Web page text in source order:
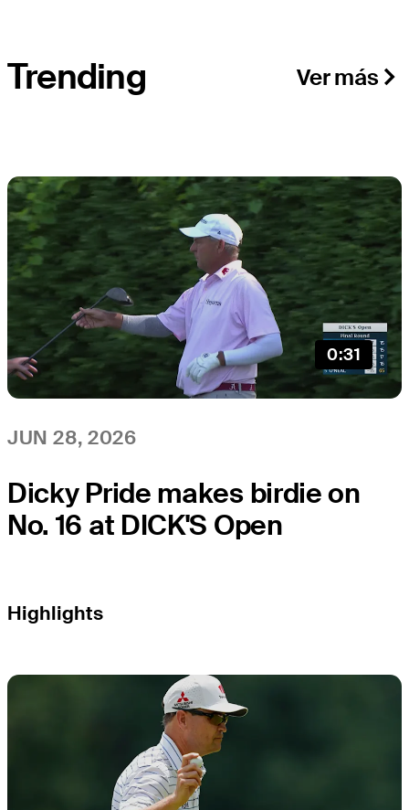
Trending Ver más
0:31
JUN 28, 2026
Dicky Pride makes birdie on
No. 16 at DICK'S Open
Highlights